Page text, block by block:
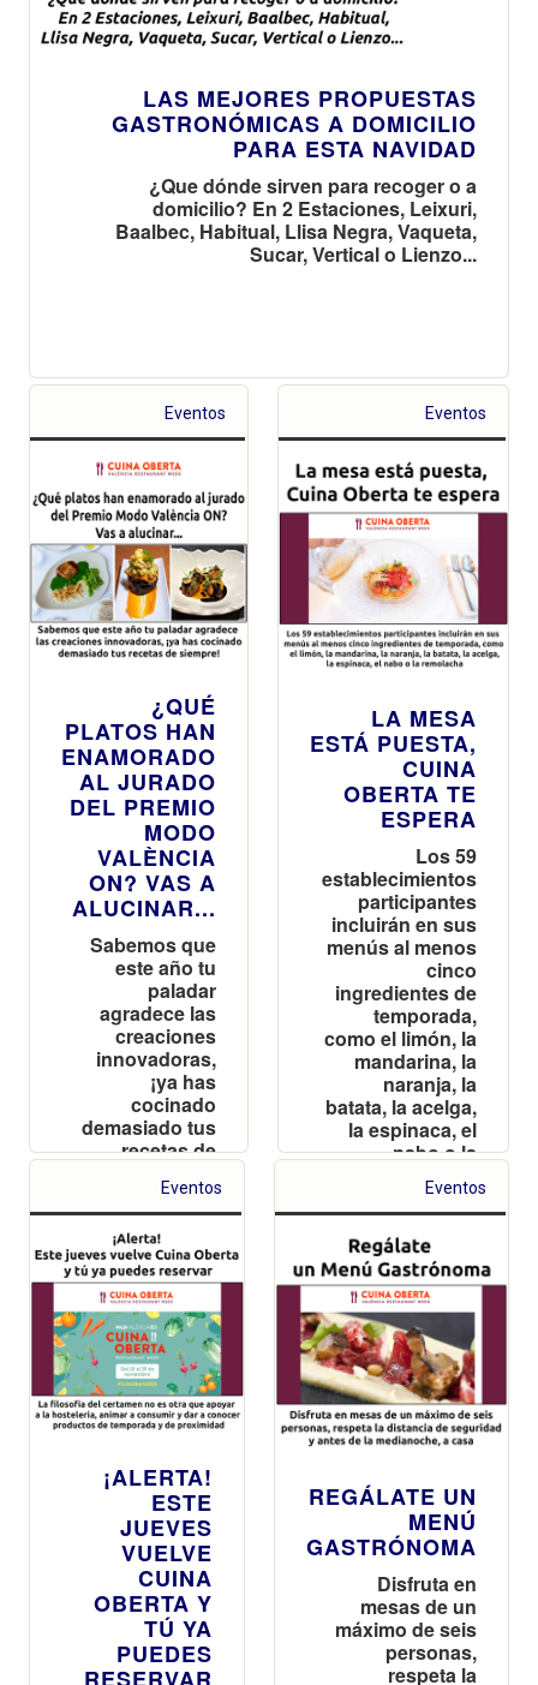
LAS MEJORES PROPUESTAS
GASTRONÓMICAS A DOMICILIO
PARA ESTA NAVIDAD
¿Que dónde sirven para recoger o a
domicilio? En 2 Estaciones, Leixuri,
Baalbec, Habitual, Llisa Negra, Vaqueta,
Sucar, Vertical o Lienzo...
Eventos
¿QUÉ
PLATOS HAN
ENAMORADO
AL JURADO
DEL PREMIO
MODO
VALÈNCIA
ON? VAS A
ALUCINAR...
Sabemos que
este año tu
paladar
agradece las
creaciones
innovadoras,
¡ya has
cocinado
demasiado tus
recetas de
Eventos
LA MESA
ESTÁ PUESTA,
CUINA
OBERTA TE
ESPERA
Los 59
establecimientos
participantes
incluirán en sus
menús al menos
cinco
ingredientes de
temporada,
como el limón, la
mandarina, la
naranja, la
batata, la acelga,
la espinaca, el
nabo o la
remolacha
Eventos
¡ALERTA!
ESTE
JUEVES
VUELVE
CUINA
OBERTA Y
TÚ YA
PUEDES
RESERVAR
Eventos
REGÁLATE UN
MENÚ
GASTRÓNOMA
Disfruta en
mesas de un
máximo de seis
personas,
respeta la